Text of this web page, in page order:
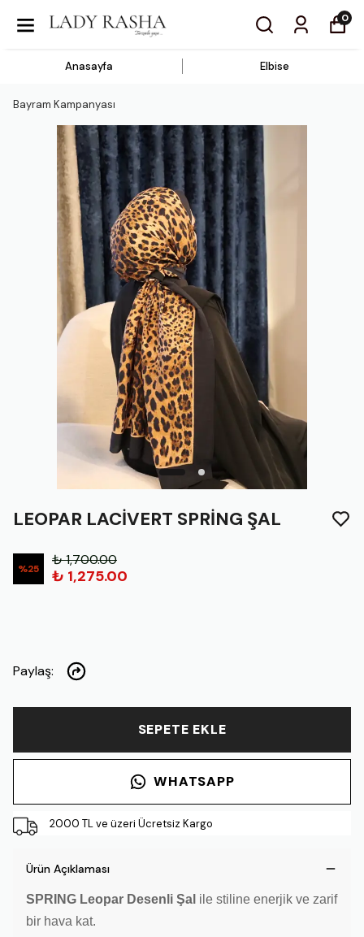
0
Anasayfa Elbise
Bayram Kampanyası
LEOPAR LACİVERT SPRİNG ŞAL
%25
₺ 1,700.00
₺ 1,275.00
Paylaş:
SEPETE EKLE
WHATSAPP
2000 TL ve üzeri Ücretsiz Kargo
Ürün Açıklaması
SPRING Leopar Desenli Şal ile stiline enerjik ve zarif
bir hava kat.